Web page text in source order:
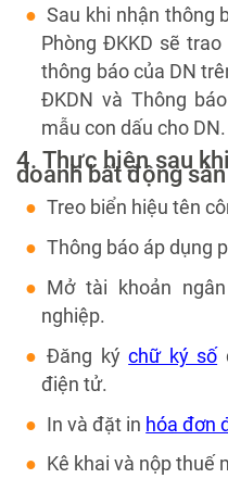
Sau khi nhận thông
Phòng ĐKKD sẽ
thông báo của DN
ĐKDN và Thông
mẫu con dấu cho DN.
4. Thực hiện sau
doanh bất động sản
Treo biển hiệu tên
Thông báo áp dụng
Mở tài khoản
nghiệp.
Đăng kýchữ ký số
điện tử.
In và đặt in hóa đơn
Kê khai và nộp thuế